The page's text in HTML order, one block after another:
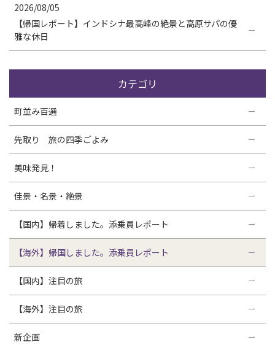
2026/08/05
【帰国レポート】インドシナ最高峰の絶景と高原サパの優
雅な休日
カテゴリ
町並み百選
先取り 旅の四季ごよみ
美味発見！
佳景・名景・絶景
【国内】帰着しました。添乗員レポート
【海外】帰国しました。添乗員レポート
【国内】注目の旅
【海外】注目の旅
新企画